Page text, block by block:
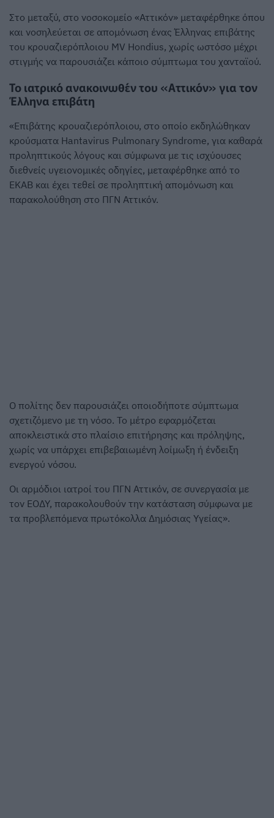
Στο μεταξύ, στο νοσοκομείο «Αττικόν» μεταφέρθηκε όπου
και νοσηλεύεται σε απομόνωση ένας Έλληνας επιβάτης
του κρουαζιερόπλοιου MV Hondius, χωρίς ωστόσο μέχρι
στιγμής να παρουσιάζει κάποιο σύμπτωμα του χανταϊού.
Το ιατρικό ανακοινωθέν του «Αττικόν» για τον
Έλληνα επιβάτη
«Επιβάτης κρουαζιερόπλοιου, στο οποίο εκδηλώθηκαν
κρούσματα Hantavirus Pulmonary Syndrome, για καθαρά
προληπτικούς λόγους και σύμφωνα με τις ισχύουσες
διεθνείς υγειονομικές οδηγίες, μεταφέρθηκε από το
ΕΚΑΒ και έχει τεθεί σε προληπτική απομόνωση και
παρακολούθηση στο ΠΓΝ Αττικόν.
Ο πολίτης δεν παρουσιάζει οποιοδήποτε σύμπτωμα
σχετιζόμενο με τη νόσο. Το μέτρο εφαρμόζεται
αποκλειστικά στο πλαίσιο επιτήρησης και πρόληψης,
χωρίς να υπάρχει επιβεβαιωμένη λοίμωξη ή ένδειξη
ενεργού νόσου.
Οι αρμόδιοι ιατροί του ΠΓΝ Αττικόν, σε συνεργασία με
τον ΕΟΔΥ, παρακολουθούν την κατάσταση σύμφωνα με
τα προβλεπόμενα πρωτόκολλα Δημόσιας Υγείας».